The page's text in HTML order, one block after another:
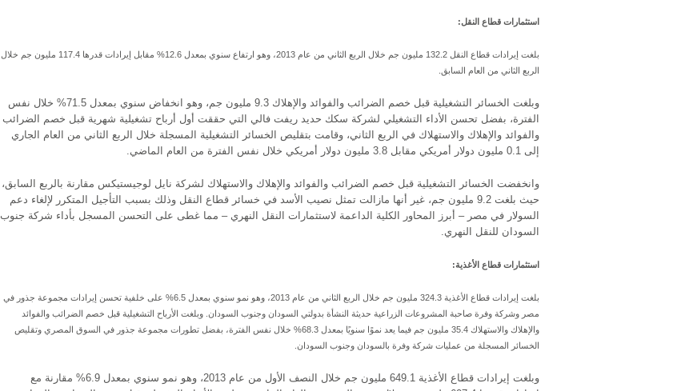
استثمارات قطاع النقل:
بلغت إيرادات قطاع النقل 132.2 مليون جم خلال الربع الثاني من عام 2013، وهو ارتفاع سنوي بمعدل 12.6% مقابل إيرادات قدرها 117.4 مليون جم خلال
الربع الثاني من العام السابق.
وبلغت الخسائر التشغيلية قبل خصم الضرائب والفوائد والإهلاك 9.3 مليون جم، وهو انخفاض سنوي بمعدل 71.5% خلال نفس
الفترة، بفضل تحسن الأداء التشغيلي لشركة سكك حديد ريفت فالي التي حققت أول أرباح تشغيلية شهرية قبل خصم الضرائب
والفوائد والإهلاك والاستهلاك في الربع الثاني، وقامت بتقليص الخسائر التشغيلية المسجلة خلال الربع الثاني من العام الجاري
إلى 0.1 مليون دولار أمريكي مقابل 3.8 مليون دولار أمريكي خلال نفس الفترة من العام الماضي.
وانخفضت الخسائر التشغيلية قبل خصم الضرائب والفوائد والإهلاك والاستهلاك لشركة نايل لوجيستيكس مقارنة بالربع السابق،
حيث بلغت 9.2 مليون جم، غير أنها مازالت تمثل نصيب الأسد في خسائر قطاع النقل وذلك بسبب التأجيل المتكرر لإلغاء دعم
السولار في مصر – أبرز المحاور الكلية الداعمة لاستثمارات النقل النهري – مما غطى على التحسن المسجل بأداء شركة جنوب
السودان للنقل النهري.
استثمارات قطاع الأغذية:
بلغت إيرادات قطاع الأغذية 324.3 مليون جم خلال الربع الثاني من عام 2013، وهو نمو سنوي بمعدل 6.5% على خلفية تحسن إيرادات مجموعة جذور في
مصر وشركة وفرة صاحبة المشروعات الزراعية حديثة النشأة بدولتي السودان وجنوب السودان. وبلغت الأرباح التشغيلية قبل خصم الضرائب والفوائد
والإهلاك والاستهلاك 35.4 مليون جم فيما يعد نموًا سنويًا بمعدل 68.3% خلال نفس الفترة، بفضل تطورات مجموعة جذور في السوق المصري وتقليص
الخسائر المسجلة من عمليات شركة وفرة بالسودان وجنوب السودان.
وبلغت إيرادات قطاع الأغذية 649.1 مليون جم خلال النصف الأول من عام 2013، وهو نمو سنوي بمعدل 6.9% مقارنة مع